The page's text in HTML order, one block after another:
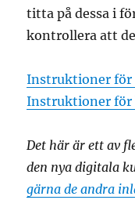
titta på dessa i
kontrollera att
Instruktioner för
Instruktioner för
Det här är ett av
den nya digitala
gärna de andra